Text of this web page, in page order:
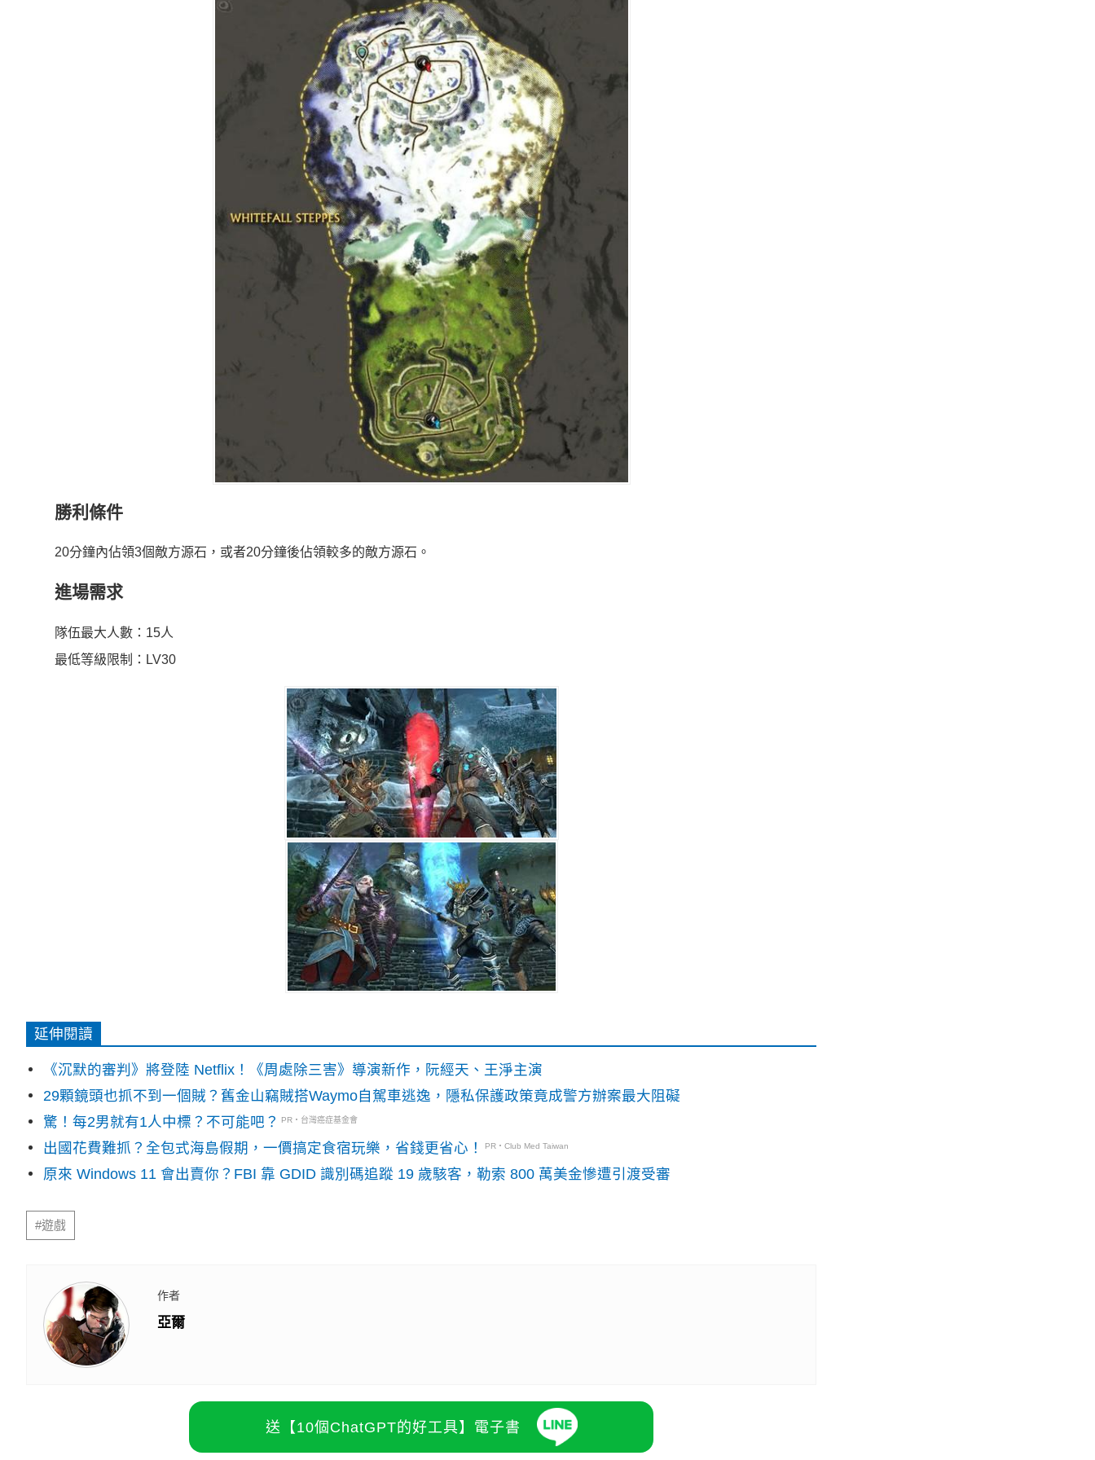
勝利條件
20分鐘內佔領3個敵方源石，或者20分鐘後佔領較多的敵方源石。
進場需求
隊伍最大人數：15人
最低等級限制：LV30
延伸閱讀
《沉默的審判》將登陸 Netflix！《周處除三害》導演新作，阮經天、王淨主演
29顆鏡頭也抓不到一個賊？舊金山竊賊搭Waymo自駕車逃逸，隱私保護政策竟成警方辦案最大阻礙
驚！每2男就有1人中標？不可能吧？
PR・台灣癌症基金會
出國花費難抓？全包式海島假期，一價搞定食宿玩樂，省錢更省心！ PR・Club Med Taiwan
原來 Windows 11 會出賣你？FBI 靠 GDID 識別碼追蹤 19 歲駭客，勒索 800 萬美金慘遭引渡受審
#遊戲
作者
亞爾
送【10個ChatGPT的好工具】電子書